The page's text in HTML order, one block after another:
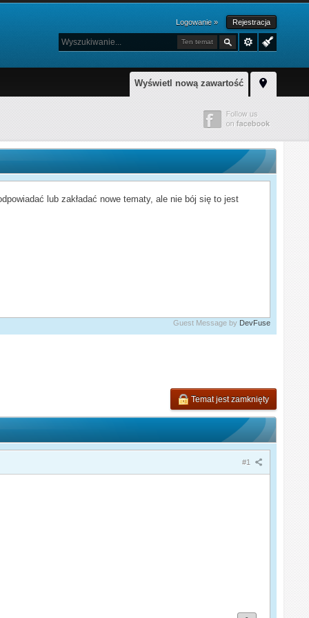
Logowanie » Rejestracja
Ten temat
Wyświetl nową zawartość
lub zakładać nowe tematy, ale nie bój się to jest
Guest Message by DevFuse
Temat jest zamknięty
#1